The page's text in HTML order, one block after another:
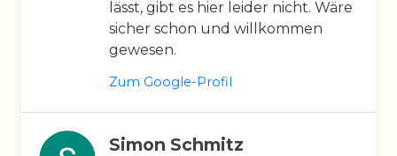
lässt, gibt es hier leider nicht. Wäre
sicher schon und willkommen
gewesen.
Zum Google-Profil
Simon Schmitz